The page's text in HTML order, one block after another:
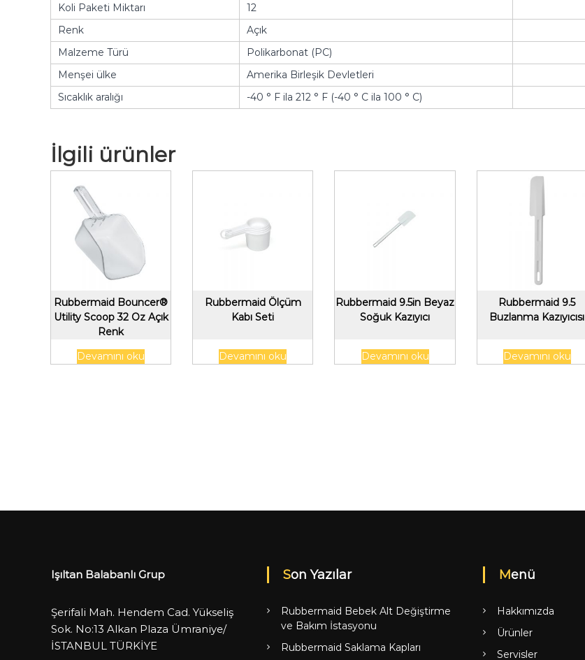
Koli Paketi Miktarı
12
Renk
Açık
Malzeme Türü
Polikarbonat (PC)
Menşei ülke
Amerika Birleşik Devletleri
Sıcaklık aralığı
-40 ° F ila 212 ° F (-40 ° C ila 100 ° C)
İlgili ürünler
Rubbermaid Bouncer®
Utility Scoop 32 Oz Açık
Renk
Devamını oku
Rubbermaid Ölçüm
Kabı Seti
Devamını oku
Rubbermaid 9.5in Beyaz
Soğuk Kazıyıcı
Devamını oku
Rubbermaid 9.5
Buzlanma Kazıyıcısı
Devamını oku
Işıltan Balabanlı Grup
Şerifali Mah. Hendem Cad. Yükseliş
Sok. No:13 Alkan Plaza Ümraniye/
İSTANBUL TÜRKİYE
Son Yazılar
Rubbermaid Bebek Alt Değiştirme
ve Bakım İstasyonu
Rubbermaid Saklama Kapları
Menü
Hakkımızda
Ürünler
Servisler